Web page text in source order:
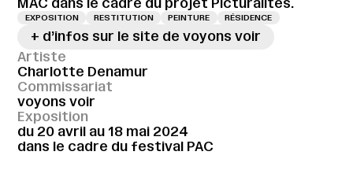
EXPOSITION RESTITUTION PEINTURE RÉSIDENCE
+ d’infos sur le site de voyons voir
Artiste
Charlotte Denamur
Commissariat
voyons voir
Exposition
du 20 avril au 18 mai 2024
dans le cadre du festival PAC